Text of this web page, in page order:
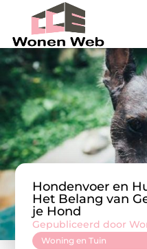
Hondenvoer en
Het Belang van
je Hond
Woning en Tuin
Gepubliceerd door